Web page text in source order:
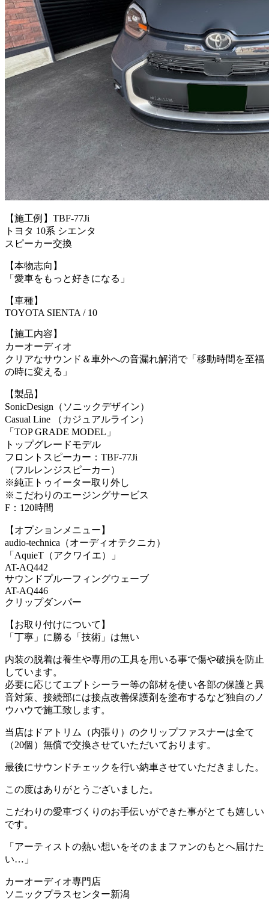
【施工例】TBF-77Ji
トヨタ 10系 シエンタ
スピーカー交換
【本物志向】
「愛車をもっと好きになる」
【車種】
TOYOTA SIENTA / 10
【施工内容】
カーオーディオ
クリアなサウンド＆車外への音漏れ解消で「移動時間を至福
の時に変える」
【製品】
SonicDesign（ソニックデザイン）
Casual Line （カジュアルライン）
「TOP GRADE MODEL」
トップグレードモデル
フロントスピーカー：TBF-77Ji
（フルレンジスピーカー）
※純正トゥイーター取り外し
※こだわりのエージングサービス
F：120時間
【オプションメニュー】
audio-technica（オーディオテクニカ）
「AquieT（アクワイエ）」
AT-AQ442
サウンドプルーフィングウェーブ
AT-AQ446
クリップダンパー
【お取り付けについて】
「丁寧」に勝る「技術」は無い
内装の脱着は養生や専用の工具を用いる事で傷や破損を防止
しています。
必要に応じてエプトシーラー等の部材を使い各部の保護と異
音対策、接続部には接点改善保護剤を塗布するなど独自のノ
ウハウで施工致します。
当店はドアトリム（内張り）のクリップファスナーは全て
（20個）無償で交換させていただいております。
最後にサウンドチェックを行い納車させていただきました。
この度はありがとうございました。
こだわりの愛車づくりのお手伝いができた事がとても嬉しい
です。
「アーティストの熱い想いをそのままファンのもとへ届けた
い…」
カーオーディオ専門店
ソニックプラスセンター新潟